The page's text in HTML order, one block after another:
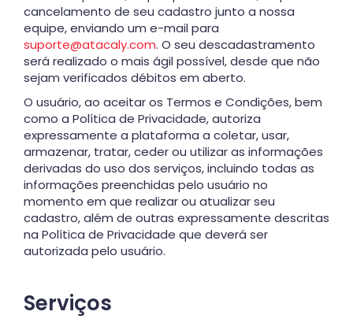
cancelamento de seu cadastro junto a nossa
equipe, enviando um e-mail para
suporte@atacaly.com. O seu descadastramento
será realizado o mais ágil possível, desde que não
sejam verificados débitos em aberto.
O usuário, ao aceitar os Termos e Condições, bem
como a Política de Privacidade, autoriza
expressamente a plataforma a coletar, usar,
armazenar, tratar, ceder ou utilizar as informações
derivadas do uso dos serviços, incluindo todas as
informações preenchidas pelo usuário no
momento em que realizar ou atualizar seu
cadastro, além de outras expressamente descritas
na Política de Privacidade que deverá ser
autorizada pelo usuário.
Serviços